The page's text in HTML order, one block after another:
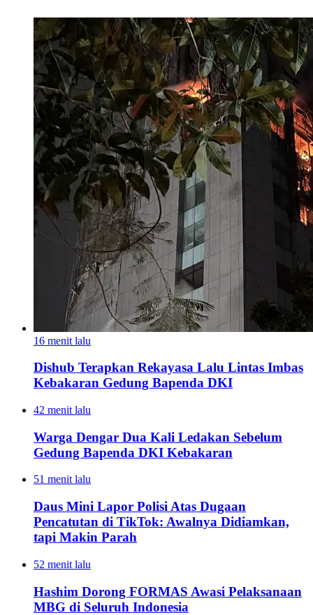
16 menit lalu
Dishub Terapkan Rekayasa Lalu Lintas Imbas
Kebakaran Gedung Bapenda DKI
42 menit lalu
Warga Dengar Dua Kali Ledakan Sebelum
Gedung Bapenda DKI Kebakaran
51 menit lalu
Daus Mini Lapor Polisi Atas Dugaan
Pencatutan di TikTok: Awalnya Didiamkan,
tapi Makin Parah
52 menit lalu
Hashim Dorong FORMAS Awasi Pelaksanaan
MBG di Seluruh Indonesia